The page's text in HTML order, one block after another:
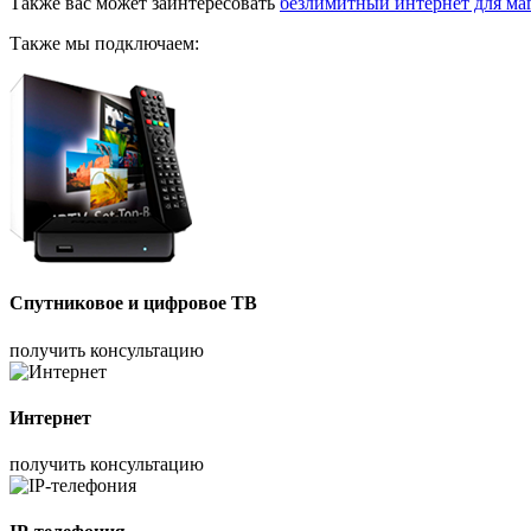
Также мы подключаем:
Спутниковое и цифровое ТВ
получить консультацию
Интернет
получить консультацию